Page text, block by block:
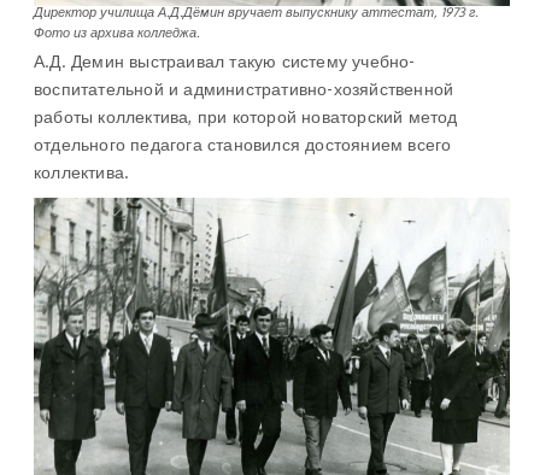
Директор училища А.Д.Дёмин вручает выпускнику аттестат, 1973 г.
Фото из архива колледжа.
А.Д. Демин выстраивал такую систему учебно-
воспитательной и административно-хозяйственной
работы коллектива, при которой новаторский метод
отдельного педагога становился достоянием всего
коллектива.